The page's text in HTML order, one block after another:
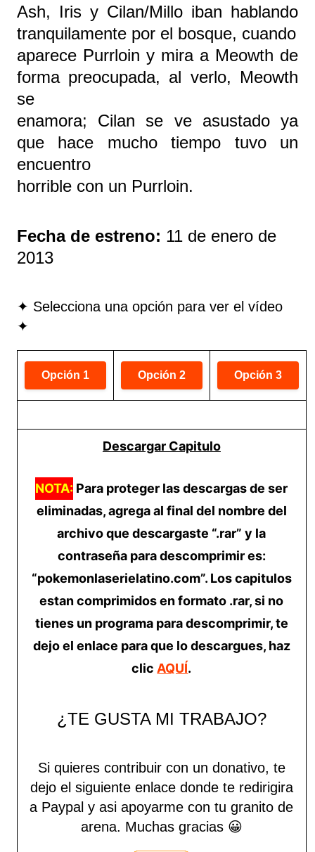
Ash, Iris y Cilan/Millo iban hablando
tranquilamente por el bosque, cuando
aparece Purrloin y mira a Meowth de
forma preocupada, al verlo, Meowth
se
enamora; Cilan se ve asustado ya
que hace mucho tiempo tuvo un
encuentro
horrible con un Purrloin.
Fecha de estreno: 11 de enero de
2013
✦ Selecciona una opción para ver el vídeo
✦
Descargar Capitulo
NOTA: Para proteger las descargas de ser
eliminadas, agrega al final del nombre del
archivo que descargaste “.rar” y la
contraseña para descomprimir es:
“pokemonlaserielatino.com”. Los capitulos
estan comprimidos en formato .rar, si no
tienes un programa para descomprimir, te
dejo el enlace para que lo descargues, haz
clicAQUÍ.
¿TE GUSTA MI TRABAJO?
Si quieres contribuir con un donativo, te
dejo el siguiente enlace donde te redirigira
a Paypal y asi apoyarme con tu granito de
arena. Muchas gracias 😀